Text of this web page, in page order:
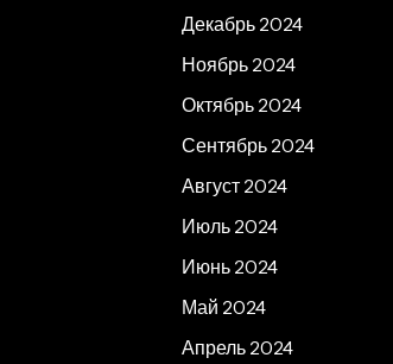
Декабрь 2024
Ноябрь 2024
Октябрь 2024
Сентябрь 2024
Август 2024
Июль 2024
Июнь 2024
Май 2024
Апрель 2024